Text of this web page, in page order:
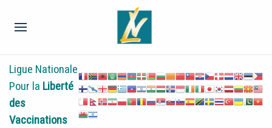
Ligue Nationale
Pour la Liberté
des
Vaccinations